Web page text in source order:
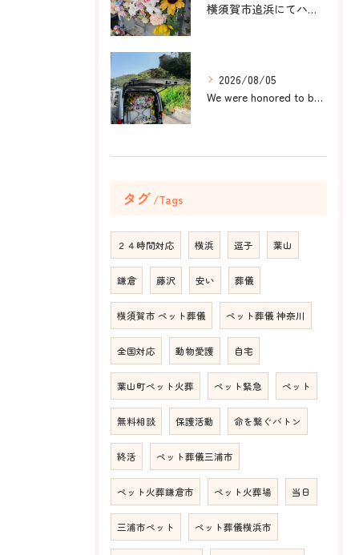
横須賀市追浜にてハムスターのみかんちゃんのペット火葬のお手伝...
2026/08/05
We were honored to be by your ...
タグ Tags
２４時間対応 横浜 逗子 葉山
鎌倉 藤沢 安い 葬儀
横須賀市 ペット葬儀 ペット葬儀 神奈川
全国対応 動物愛護 自宅
葉山町ペット火葬 ペット緊急 ペット
無料相談 保護活動 命を繋ぐバトン
終活 ペット葬儀三浦市
ペット火葬鎌倉市 ペット火葬場 当日
三浦市ペット ペット葬儀横浜市